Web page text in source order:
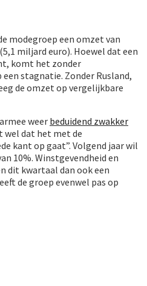
modegroep een omzet van
miljard euro). Hoewel dat een
komt het zonder
stagnatie. Zonder Rusland,
de omzet op vergelijkbare
weer beduidend zwakker
wel dat het met de
kant op gaat”. Volgend jaar wil
10%. Winstgevendheid en
dit kwartaal dan ook een
de groep evenwel pas op